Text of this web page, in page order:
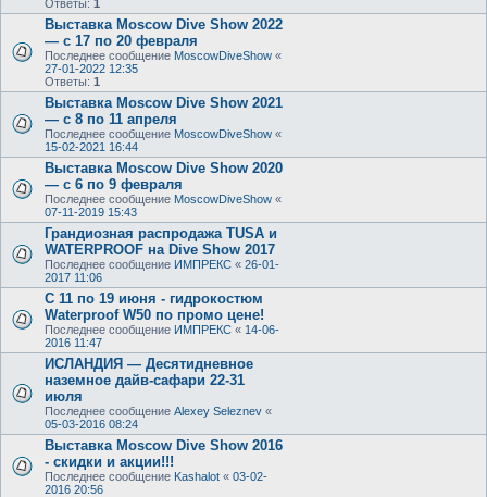
Ответы: 1
Выставка Moscow Dive Show 2022
— с 17 по 20 февраля
Последнее сообщение MoscowDiveShow «
27-01-2022 12:35
Ответы: 1
Выставка Moscow Dive Show 2021
— с 8 по 11 апреля
Последнее сообщение MoscowDiveShow «
15-02-2021 16:44
Выставка Moscow Dive Show 2020
— с 6 по 9 февраля
Последнее сообщение MoscowDiveShow «
07-11-2019 15:43
Грандиозная распродажа TUSA и
WATERPROOF на Dive Show 2017
Последнее сообщение ИМПРЕКС « 26-01-
2017 11:06
С 11 по 19 июня - гидрокостюм
Waterproof W50 по промо цене!
Последнее сообщение ИМПРЕКС « 14-06-
2016 11:47
ИСЛАНДИЯ — Десятидневное
наземное дайв-сафари 22-31
июля
Последнее сообщение Alexey Seleznev «
05-03-2016 08:24
Выставка Moscow Dive Show 2016
- скидки и акции!!!
Последнее сообщение Kashalot « 03-02-
2016 20:56